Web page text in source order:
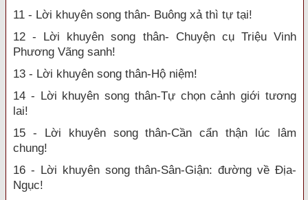
11 - Lời khuyên song thân- Buông xả thì tự tại!
12 - Lời khuyên song thân- Chuyện cụ Triệu Vinh
Phương Vãng sanh!
13 - Lời khuyên song thân-Hộ niệm!
14 - Lời khuyên song thân-Tự chọn cảnh giới tương
lai!
15 - Lời khuyên song thân-Cần cẩn thận lúc lâm
chung!
16 - Lời khuyên song thân-Sân-Giận: đường về Địa-
Ngục!